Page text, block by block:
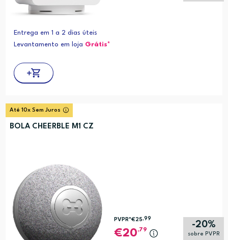
Entrega em 1 a 2 dias úteis
Levantamento em loja Grátis*
Até 10x Sem Juros
BOLA CHEERBLE M1 CZ
-20%
sobre PVPR
PVPR*€25,99
20,79